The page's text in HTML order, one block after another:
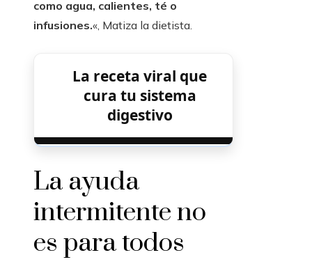
como agua, calientes, té o
infusiones.«, Matiza la dietista.
La receta viral que
cura tu sistema
digestivo
La ayuda
intermitente no
es para todos